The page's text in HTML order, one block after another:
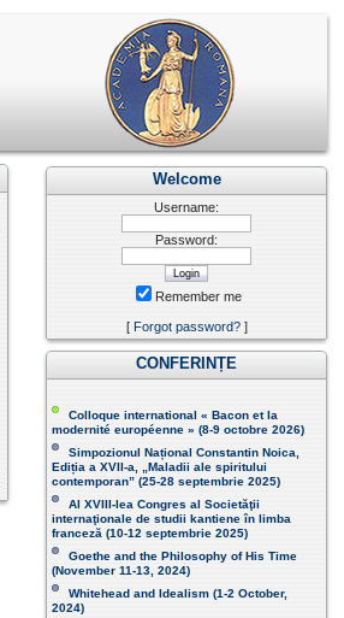
Welcome
Username:
Password:
Remember me
[ Forgot password?]
CONFERINȚE
Colloque international « Bacon et la
modernité européenne » (8-9 octobre 2026 )
Simpozionul Național Constantin Noica,
Ediția a XVII-a, „Maladii ale spiritului
contemporan ” (25-28 septembrie 2025 )
Al XVIII-lea Congres al Societăţii
internaţionale de studii kantiene în limba
franceză (10-12 septembrie 2025)
Goethe and the Philosophy of His Time
(November 11-13, 2024 )
Whitehead and Idealism (1-2 October,
2024)